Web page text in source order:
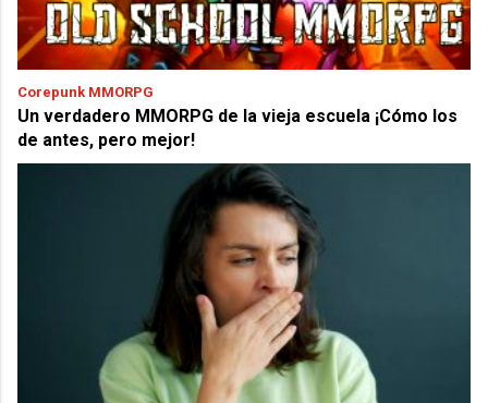
Corepunk MMORPG
Un verdadero MMORPG de la vieja escuela ¡Cómo los
de antes, pero mejor!